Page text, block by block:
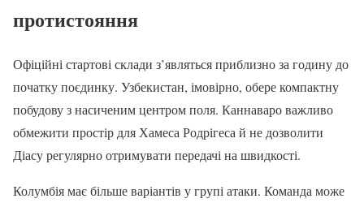
протистояння
Офіційні стартові склади з’являться приблизно за годину до
початку поєдинку. Узбекистан, імовірно, обере компактну
побудову з насиченим центром поля. Каннаваро важливо
обмежити простір для Хамеса Родрігеса й не дозволити
Діасу регулярно отримувати передачі на швидкості.
Колумбія має більше варіантів у групі атаки. Команда може